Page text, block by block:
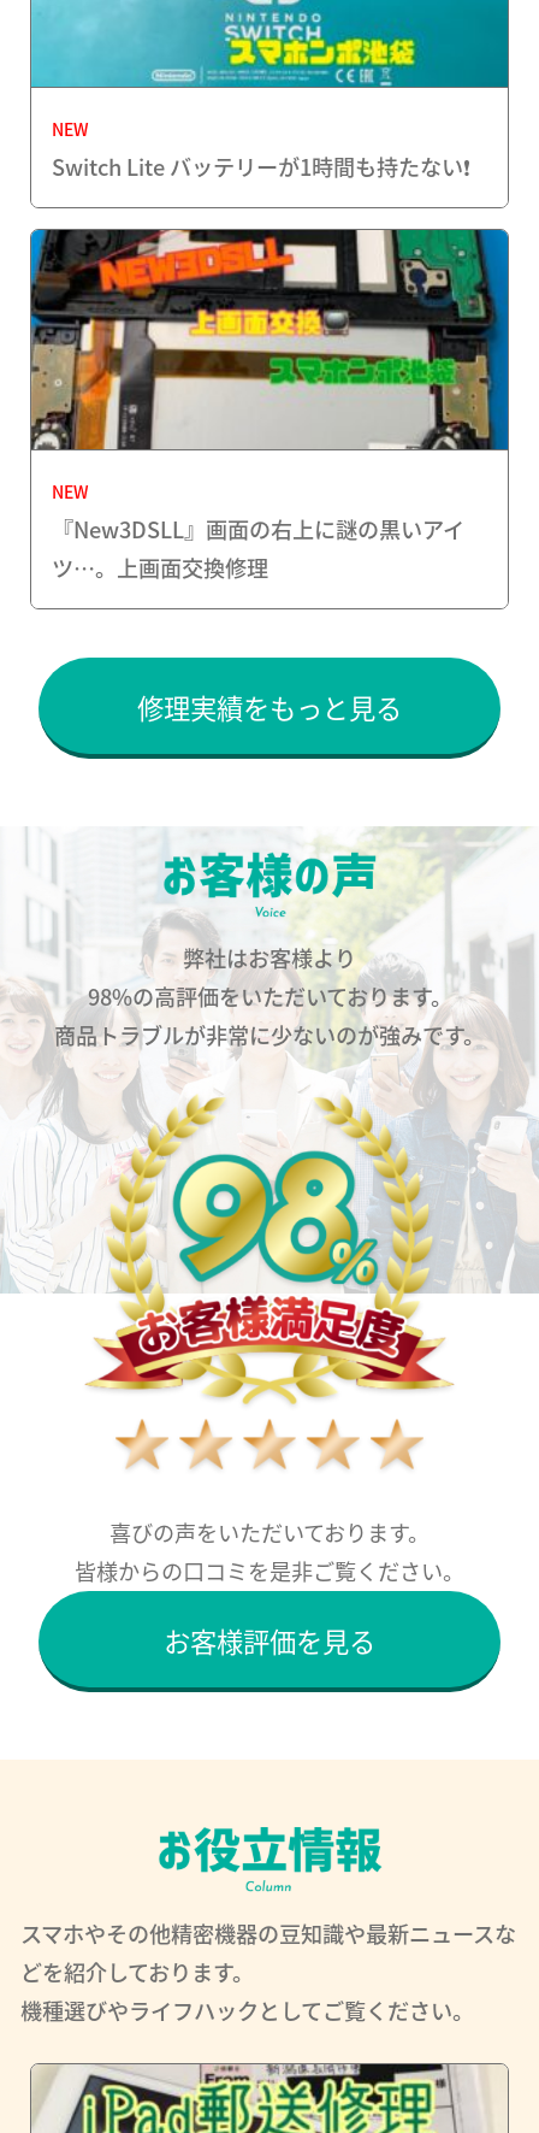
NEW
Switch Lite バッテリーが1時間も持たない❗️
NEW
『New3DSLL』画面の右上に謎の黒いアイ
ツ…。上画面交換修理
修理実績をもっと見る
弊社はお客様より
98%の高評価をいただいております。
商品トラブルが非常に少ないのが強みです。
喜びの声をいただいております。
皆様からの口コミを是非ご覧ください。
お客様評価を見る
スマホやその他精密機器の豆知識や最新ニュースな
どを紹介しております。
機種選びやライフハックとしてご覧ください。